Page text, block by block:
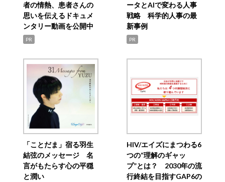
者の情熱、患者さんの
思いを伝えるドキュメ
ンタリー動画を公開中
PR
ータとAIで変わる人事
戦略 科学的人事の最
新事例
PR
「ことだま」宿る羽生
結弦のメッセージ 名
言がもたらす心の平穏
と潤い
HIV/エイズにまつわる6
つの“理解のギャッ
プ”とは？ 2030年の流
行終結を目指すGAP6の